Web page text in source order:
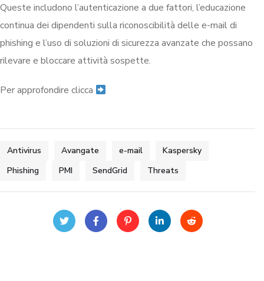
Queste includono l’autenticazione a due fattori, l’educazione
continua dei dipendenti sulla riconoscibilità delle e-mail di
phishing e l’uso di soluzioni di sicurezza avanzate che possano
rilevare e bloccare attività sospette.
Per approfondire clicca
Antivirus Avangate e-mail
Kaspersky
Phishing
PMI SendGrid Threats